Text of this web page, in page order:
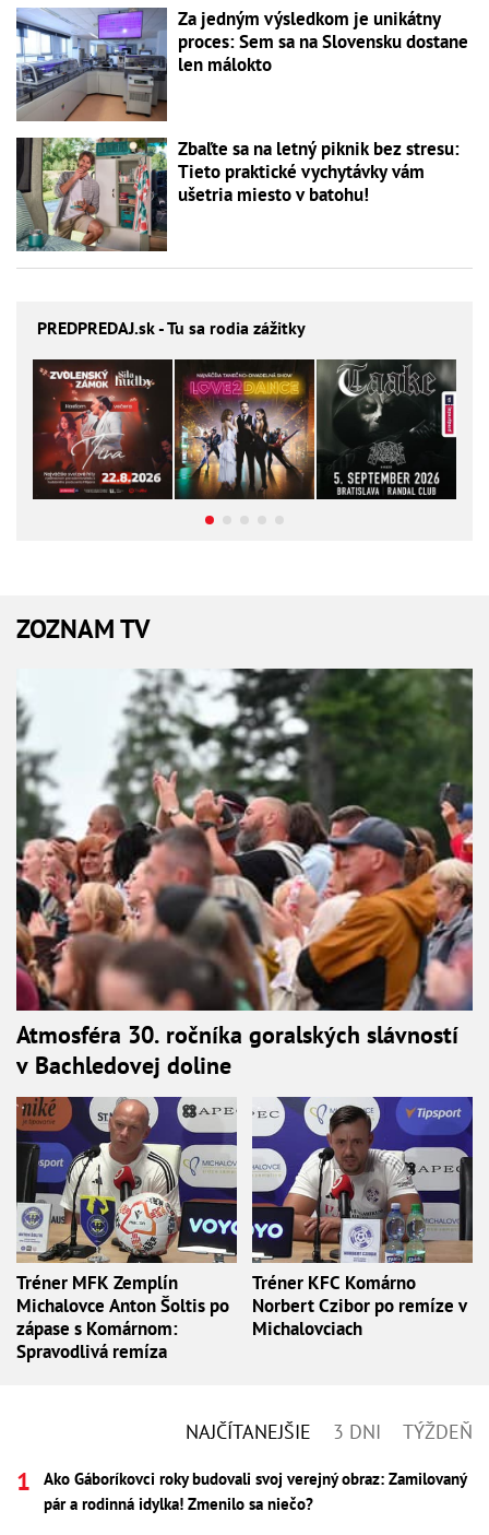
Za jedným výsledkom je unikátny
proces: Sem sa na Slovensku dostane
len málokto
Zbaľte sa na letný piknik bez stresu:
Tieto praktické vychytávky vám
ušetria miesto v batohu!
PREDPREDAJ.sk - Tu sa rodia zážitky
ZOZNAM TV
Atmosféra 30. ročníka goralských slávností
v Bachledovej doline
Tréner MFK Zemplín
Michalovce Anton Šoltis po
zápase s Komárnom:
Spravodlivá remíza
Tréner KFC Komárno
Norbert Czibor po remíze v
Michalovciach
NAJČÍTANEJŠIE 3 DNI TÝŽDEŇ
Ako Gáboríkovci roky budovali svoj verejný obraz: Zamilovaný
pár a rodinná idylka! Zmenilo sa niečo?